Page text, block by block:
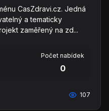
CasZdravi.cz. Jedná
a tematicky
zaměřený na zd...
Počet nabídek
0
107